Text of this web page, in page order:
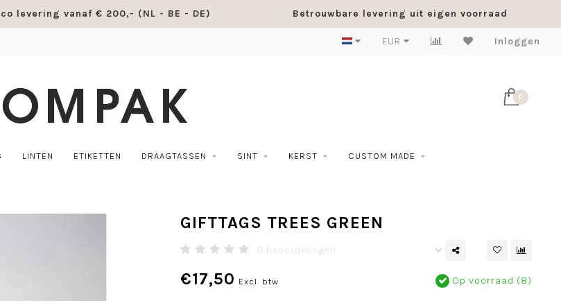
levering vanaf € 200,- (NL - BE - DE) Betrouwbare levering uit eigen voorraad
EUR Inloggen
0
LINTEN ETIKETTEN DRAAGTASSEN SINT KERST CUSTOM MADE
GIFTTAGS TREES GREEN
0 beoordelingen
€17,50 Excl. btw Op voorraad (8)